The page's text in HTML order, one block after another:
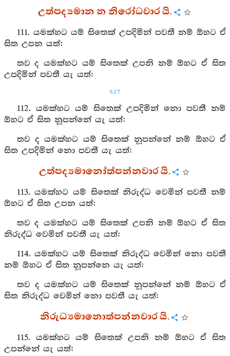
උත්පද්‍යමාන න නිරෝධවාර යි.
111. යමක්හට යම් සිතෙක් උපදිමින් පවතී නම් ඕහට ඒ
සිත උපන යත්:
තව ද යමක්හට යම් සිතෙක් උපනි නම් ඕහට ඒ සිත
උපදිමින් පවතී යැ යත්:
627
112. යමක්හට යම් සිතෙක් උපදිමින් නො පවතී නම්
ඕහට ඒ සිත නූපන්නේ යැ යත්:
තව ද යමක්හට යම් සිතෙක් නූපන්නේ නම් ඕහට ඒ
සිත උපදිමින් නො පවතී යැ යත්:
උත්පද්‍යමානෝත්පන්නවාර යි.
113. යමක්හට යම් සිතෙක් නිරුද්ධ වෙමින් පවතී නම්
ඕහට ඒ සිත උපන යත්:
තව ද යමක්හට යම් සිතෙක් උපනි නම් ඕහට ඒ සිත
නිරුද්ධ වෙමින් පවතී යැ යත්:
114. යමක්හට යම් සිතෙක් නිරුද්ධ වෙමින් නො පවතී
නම් ඕහට ඒ සිත නූපන්නෙ යැ යත්:
තව ද යමක්හට යම් සිතෙක් නූපන්නේ නම් ඕහට ඒ
සිත නිරුද්ධ වෙමින් නො පවතී යැ යත්:
නිරුධ්‍යමානොත්පන්නවාර යි.
115. යමක්හට යම් සිතෙක් උපනි නම් ඕහට ඒ සිත
උපන්නේ යැ යත්: